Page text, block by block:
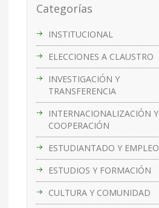
Categorías
INSTITUCIONAL
ELECCIONES A CLAUSTRO
INVESTIGACIÓN Y
TRANSFERENCIA
INTERNACIONALIZACIÓN Y
COOPERACIÓN
ESTUDIANTADO Y EMPLEO
ESTUDIOS Y FORMACIÓN
CULTURA Y COMUNIDAD